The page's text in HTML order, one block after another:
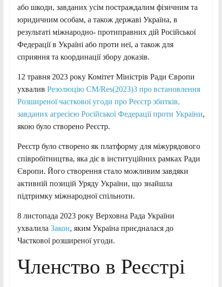
або шкоди, завданих усім постраждалим фізичним та
юридичним особам, а також державі Україна, в
результаті міжнародно- протиправних дій Російської
Федерації в Україні або проти неї, а також для
сприяння та координації збору доказів.
12 травня 2023 року Комітет Міністрів Ради Європи
ухвалив Резолюцію CM/Res(2023)3 про встановлення
Розширеної часткової угоди про Реєстр збитків,
завданих агресією Російської Федерації проти України,
якою було створено Реєстр.
Реєстр було створено як платформу для міжурядового
співробітництва, яка діє в інституційних рамках Ради
Європи. Його створення стало можливим завдяки
активній позицій Уряду України, що знайшла
підтримку міжнародної спільноти.
8 листопада 2023 року Верховна Рада України
ухвалила Закон, яким Україна приєдналася до
Часткової розширеної угоди.
Членство в Реєстрі